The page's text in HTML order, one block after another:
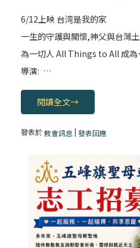
6/12上映 台湾是我的家
一生的守護與關懷,神父與台灣
為一切人 All Things to All 成為
導演: …
閱讀全文→
發表於教會訊息 |發表回應